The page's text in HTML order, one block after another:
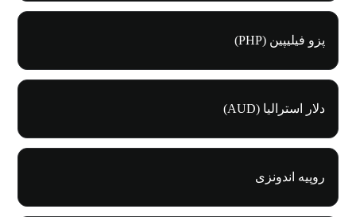
پزو فیلیپین (PHP)
دلار استرالیا (AUD)
روپیه اندونزی